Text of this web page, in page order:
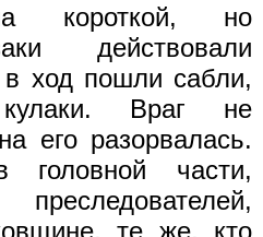
короткой, но
действовали
в ход пошли сабли,
Враг не
его разорвалась.
головной части,
те же, кто